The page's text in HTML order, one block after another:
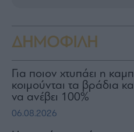
ΔΗΜΟΦΙΛΗ
Για ποιον χτυπάει η
κοιμούνται τα βράδια
να ανέβει 100%
06.08.2026